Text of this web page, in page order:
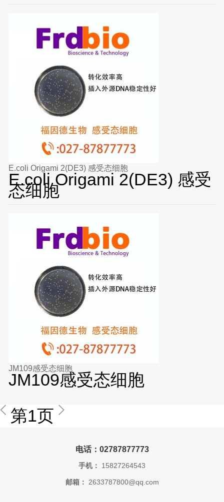
E.coli Origami 2(DE3) 感受态细胞
E.coli Origami 2(DE3) 感受
态细胞
JM109感受态细胞
JM109感受态细胞
第1页
电话：02787877773
手机： 15827264543
邮箱： 2633787800@qq.com